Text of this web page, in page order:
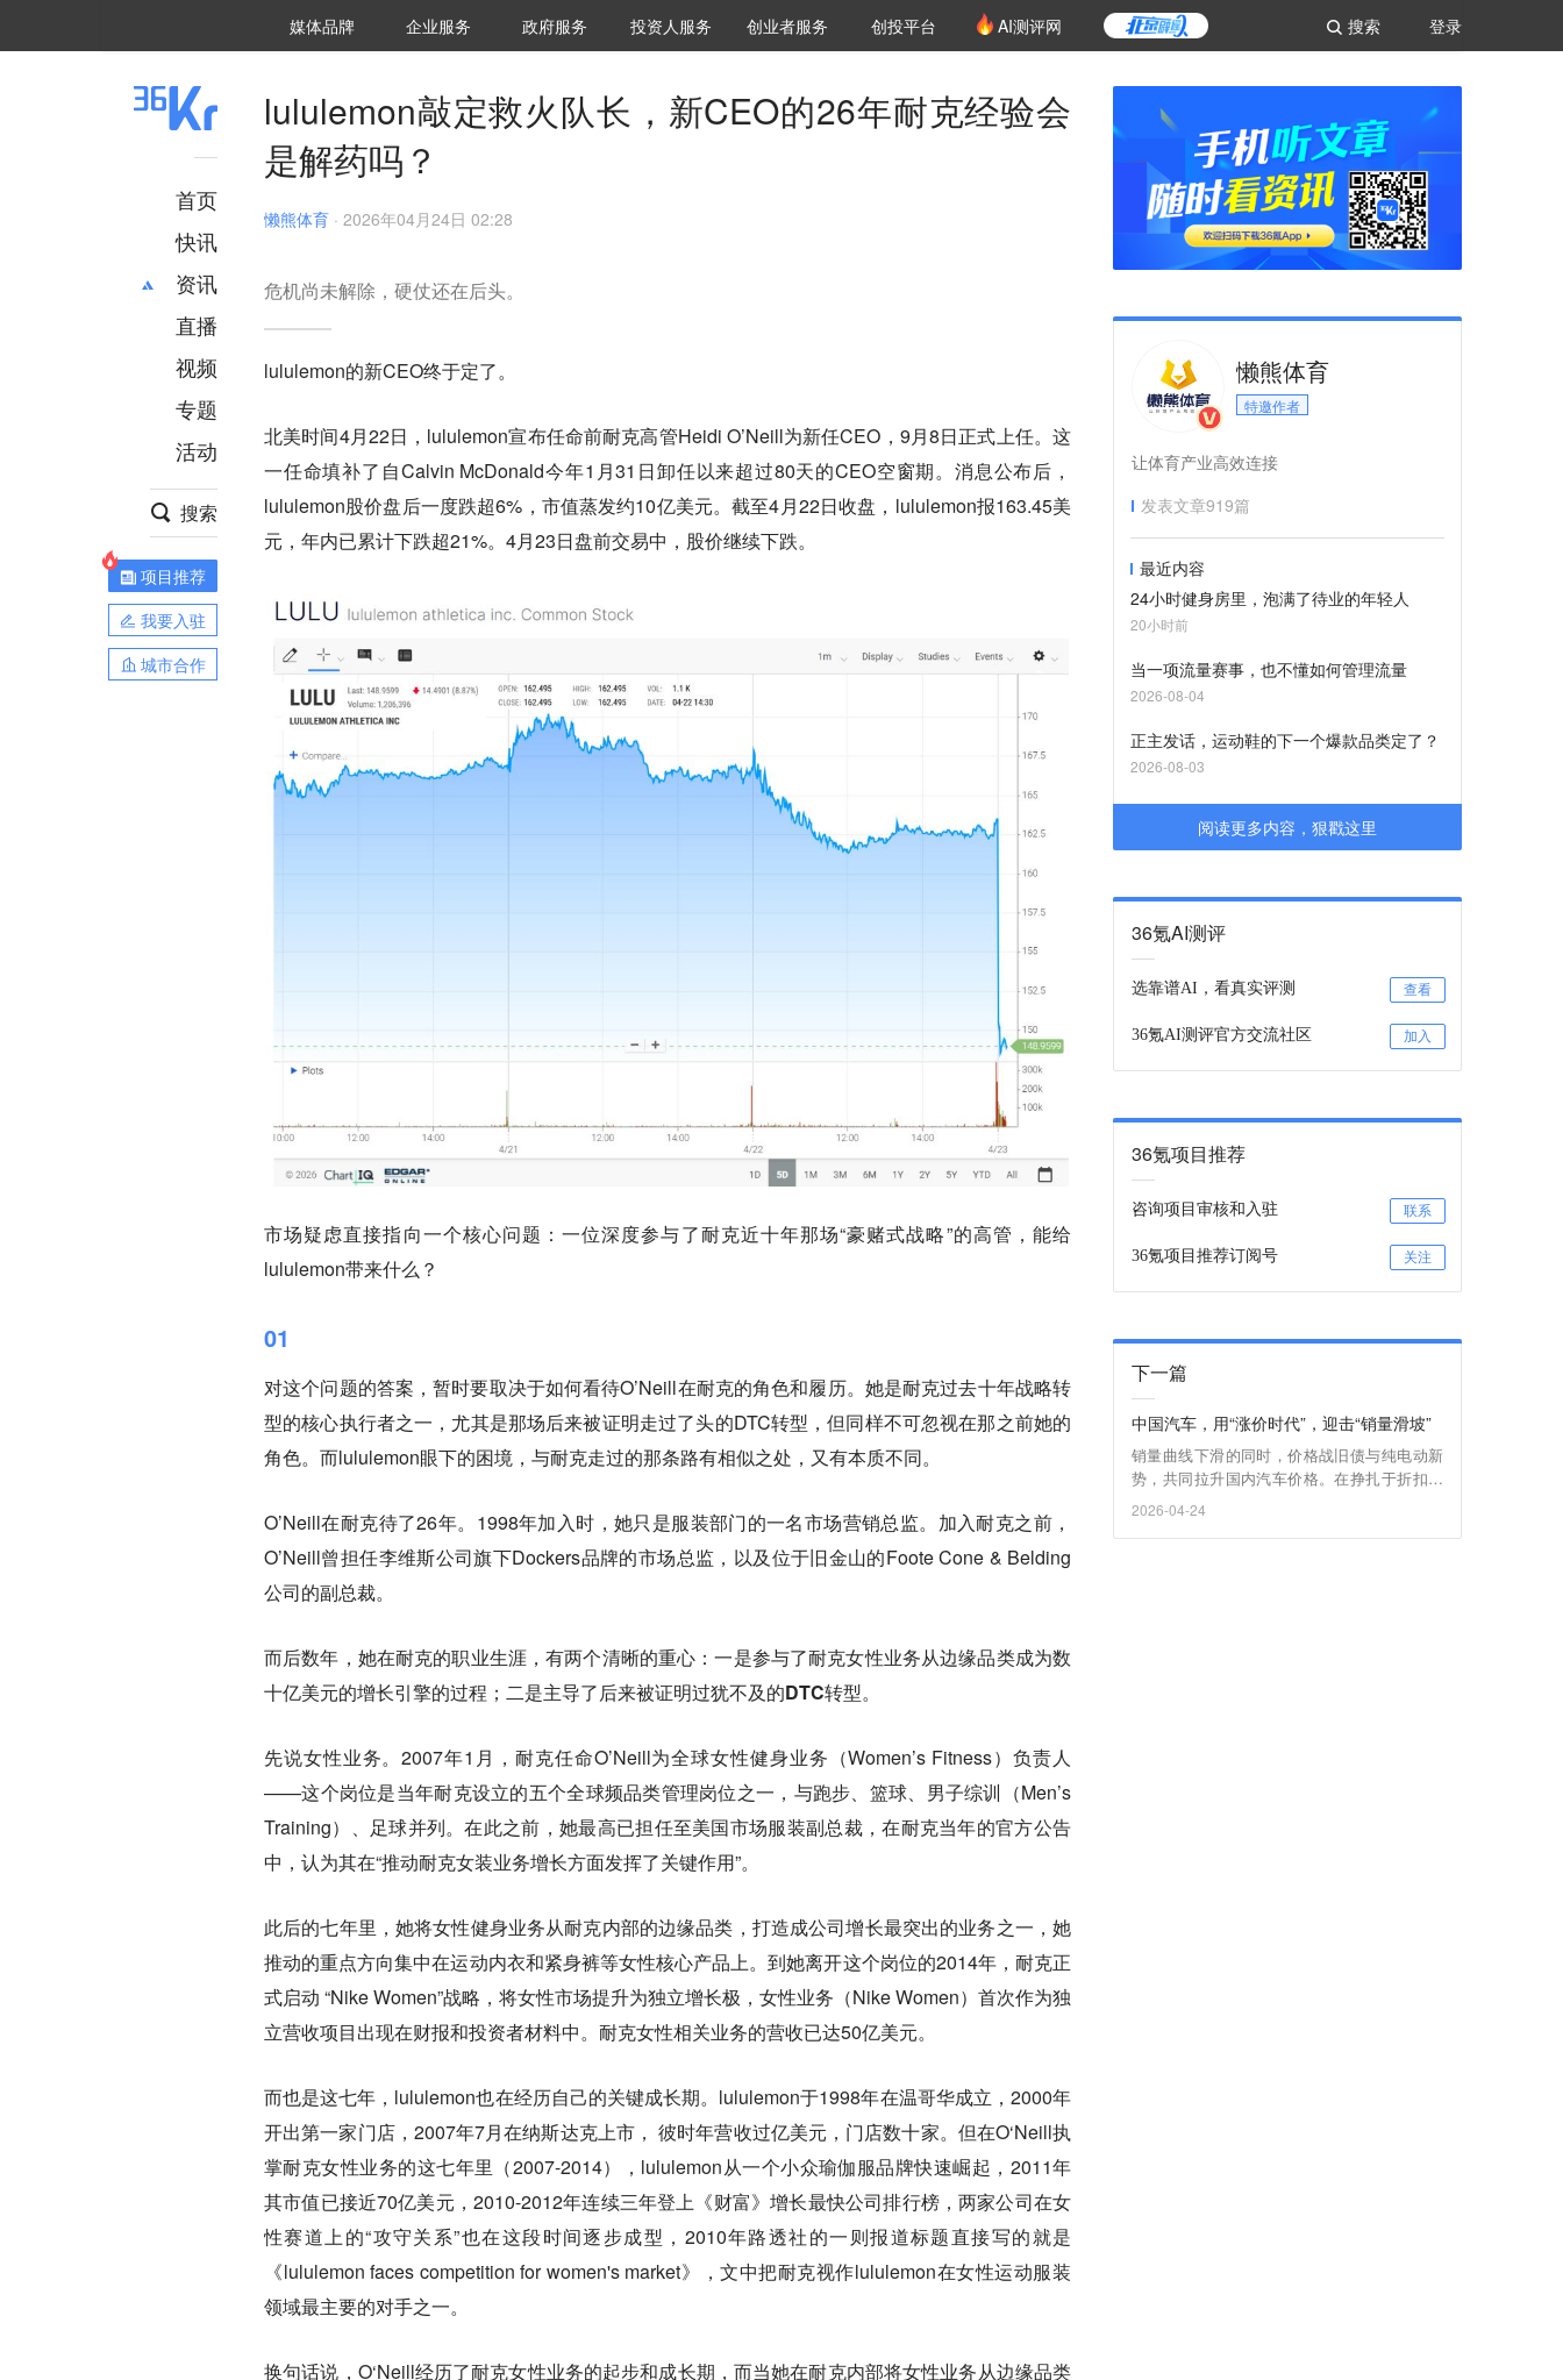
登录
搜索
媒体品牌 36Kr研究院
企业服务 城市之窗
政府服务 VClub投资机构库
投资机构职位推介
投资人服务 创投氪堂
创业者服务 创投平台 AI测评网
首页
快讯
资讯
推荐
财经
项目推荐
安徽
直播
视频
专题
活动
搜索
项目推荐
我要入驻
城市合作
lululemon敲定救火队长，新CEO的26年耐克经验会
是解药吗？
懒熊体育 · 2026年04月24日 02:28
危机尚未解除，硬仗还在后头。
lululemon的新CEO终于定了。
北美时间4月22日，lululemon宣布任命前耐克高管Heidi O’Neill为新任CEO，9月8日正式上任。这
一任命填补了自Calvin McDonald今年1月31日卸任以来超过80天的CEO空窗期。消息公布后，
lululemon股价盘后一度跌超6%，市值蒸发约10亿美元。截至4月22日收盘，lululemon报163.45美
元，年内已累计下跌超21%。4月23日盘前交易中，股价继续下跌。
市场疑虑直接指向一个核心问题：一位深度参与了耐克近十年那场“豪赌式战略”的高管，能给
lululemon带来什么？
01
对这个问题的答案，暂时要取决于如何看待O’Neill在耐克的角色和履历。她是耐克过去十年战略转
型的核心执行者之一，尤其是那场后来被证明走过了头的DTC转型，但同样不可忽视在那之前她的
角色。而lululemon眼下的困境，与耐克走过的那条路有相似之处，又有本质不同。
O’Neill在耐克待了26年。1998年加入时，她只是服装部门的一名市场营销总监。加入耐克之前，
O’Neill曾担任李维斯公司旗下Dockers品牌的市场总监，以及位于旧金山的Foote Cone & Belding
公司的副总裁。
而后数年，她在耐克的职业生涯，有两个清晰的重心：一是参与了耐克女性业务从边缘品类成为数
十亿美元的增长引擎的过程；二是主导了后来被证明过犹不及的DTC转型。
先说女性业务。2007年1月，耐克任命O’Neill为全球女性健身业务（Women’s Fitness）负责人
——这个岗位是当年耐克设立的五个全球频品类管理岗位之一，与跑步、篮球、男子综训（Men’s
Training）、足球并列。在此之前，她最高已担任至美国市场服装副总裁，在耐克当年的官方公告
中，认为其在“推动耐克女装业务增长方面发挥了关键作用”。
此后的七年里，她将女性健身业务从耐克内部的边缘品类，打造成公司增长最突出的业务之一，她
推动的重点方向集中在运动内衣和紧身裤等女性核心产品上。到她离开这个岗位的2014年，耐克正
式启动 “Nike Women”战略，将女性市场提升为独立增长极，女性业务（Nike Women）首次作为独
立营收项目出现在财报和投资者材料中。耐克女性相关业务的营收已达50亿美元。
而也是这七年，lululemon也在经历自己的关键成长期。lululemon于1998年在温哥华成立，2000年
开出第一家门店，2007年7月在纳斯达克上市， 彼时年营收过亿美元，门店数十家。但在O‘Neill执
掌耐克女性业务的这七年里（2007-2014），lululemon从一个小众瑜伽服品牌快速崛起，2011年
其市值已接近70亿美元，2010-2012年连续三年登上《财富》增长最快公司排行榜，两家公司在女
性赛道上的“攻守关系”也在这段时间逐步成型，2010年路透社的一则报道标题直接写的就是
《lululemon faces competition for women's market》，文中把耐克视作lululemon在女性运动服装
领域最主要的对手之一。
换句话说，O‘Neill经历了耐克女性业务的起步和成长期，而当她在耐克内部将女性业务从边缘品类
懒熊体育
特邀作者
让体育产业高效连接
发表文章919篇
最近内容
24小时健身房里，泡满了待业的年轻人
20小时前
当一项流量赛事，也不懂如何管理流量
2026-08-04
正主发话，运动鞋的下一个爆款品类定了？
2026-08-03
阅读更多内容，狠戳这里
36氪AI测评
选靠谱AI，看真实评测 查看
36氪AI测评官方交流社区 加入
36氪项目推荐
咨询项目审核和入驻 联系
36氪项目推荐订阅号 关注
下一篇
中国汽车，用“涨价时代”，迎击“销量滑坡”
销量曲线下滑的同时，价格战旧债与纯电动新
势，共同拉升国内汽车价格。在挣扎于折扣泥
潭多年之后，“涨价时代”悄然而至。
2026-04-24